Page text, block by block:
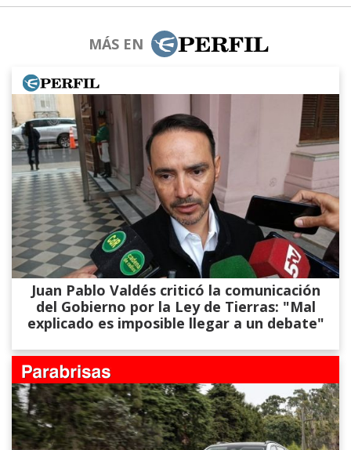
MÁS EN
Juan Pablo Valdés criticó la comunicación
del Gobierno por la Ley de Tierras: "Mal
explicado es imposible llegar a un debate"